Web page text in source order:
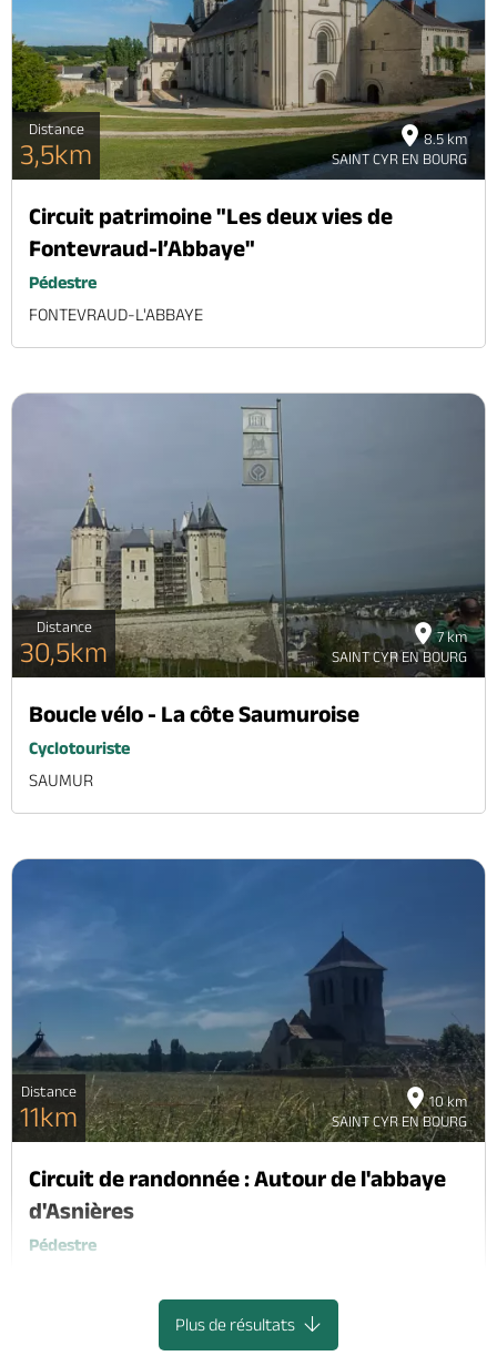
8.5 km
SAINT CYR EN BOURG
Distance
3,5km
Circuit patrimoine "Les deux vies de
Fontevraud-l’Abbaye"
Pédestre
FONTEVRAUD-L'ABBAYE
7 km
SAINT CYR EN BOURG
Distance
30,5km
Boucle vélo - La côte Saumuroise
Cyclotouriste
SAUMUR
10 km
SAINT CYR EN BOURG
Distance
11km
Circuit de randonnée : Autour de l'abbaye
d'Asnières
Pédestre
Plus de résultats